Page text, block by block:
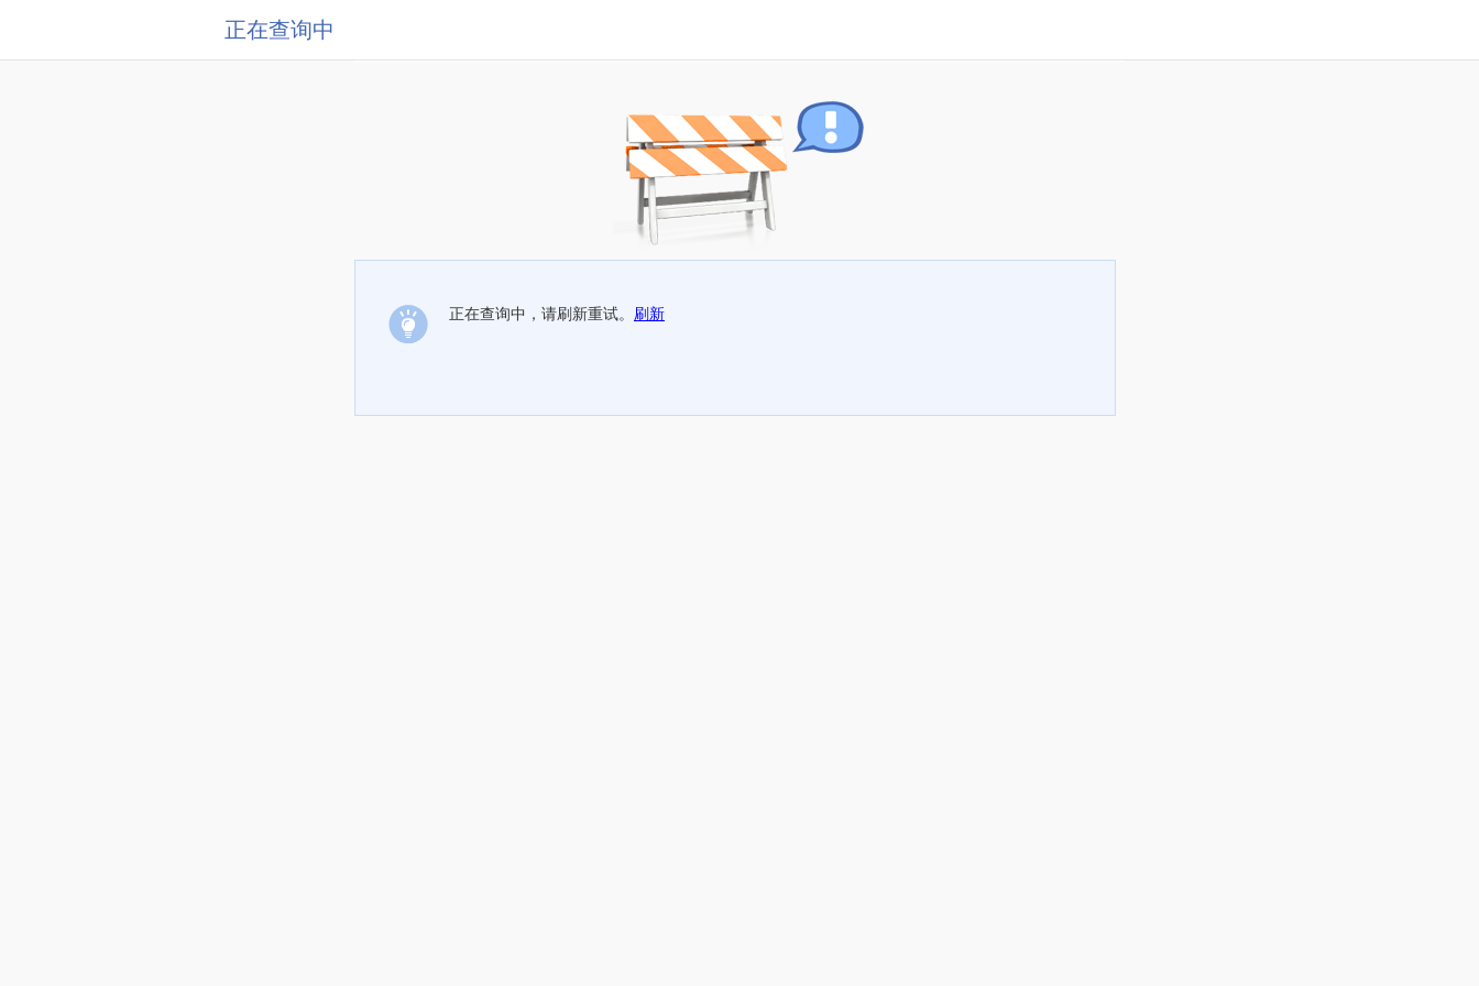
正在查询中
正在查询中，请刷新重试。 刷新